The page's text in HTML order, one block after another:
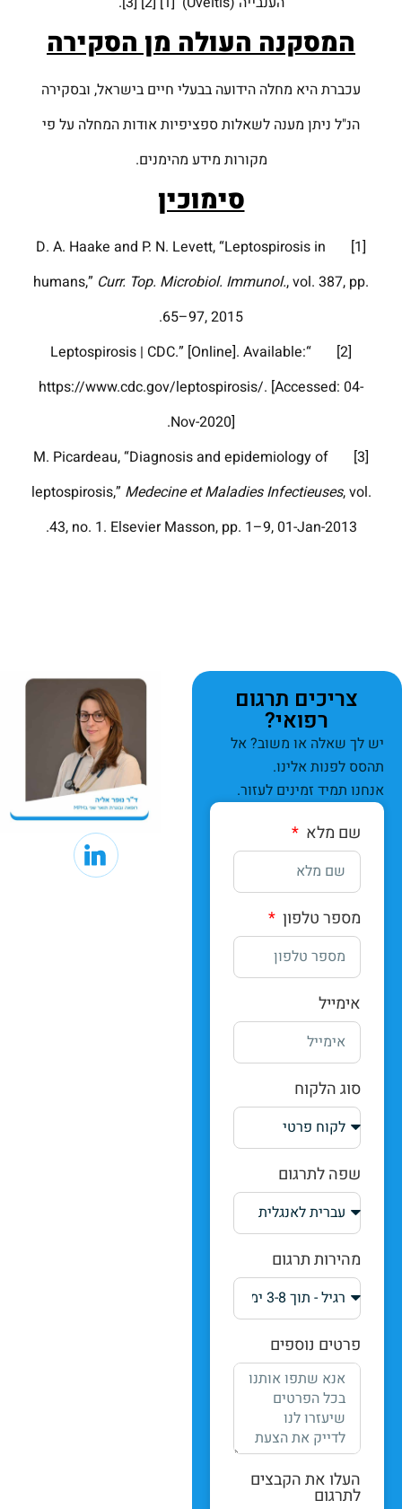
המסקנה העולה מן הסקירה
עכברת היא מחלה הידועה בבעלי חיים בישראל, ובסקירה
הנ"ל ניתן מענה לשאלות ספציפיות אודות המחלה על פי
מקורות מידע מהימנים.
סימוכין
[1] D. A. Haake and P. N. Levett, “Leptospirosis in
humans,” Curr. Top. Microbiol. Immunol., vol. 387, pp.
65–97, 2015.
[2] “Leptospirosis | CDC.” [Online]. Available:
https://www.cdc.gov/leptospirosis/. [Accessed: 04-
Nov-2020].
[3] M. Picardeau, “Diagnosis and epidemiology of
leptospirosis,” Medecine et Maladies Infectieuses, vol.
43, no. 1. Elsevier Masson, pp. 1–9, 01-Jan-2013.
צריכים תרגום
רפואי?
יש לך שאלה או משוב? אל
תהסס לפנות אלינו.
אנחנו תמיד זמינים לעזור.
שם מלא
מספר טלפון
אימייל
סוג הלקוח
שפה לתרגום
מהירות תרגום
פרטים נוספים
העלו את הקבצים
לתרגום